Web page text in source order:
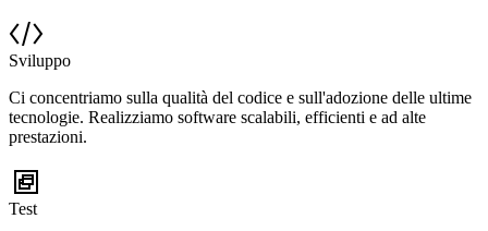
Sviluppo
Ci concentriamo sulla qualità del codice e sull'adozione delle ultime
tecnologie. Realizziamo software scalabili, efficienti e ad alte
prestazioni.
Test